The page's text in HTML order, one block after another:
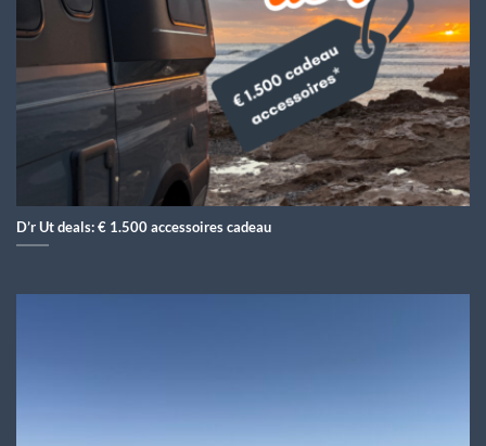
D’r Ut deals: € 1.500 accessoires cadeau